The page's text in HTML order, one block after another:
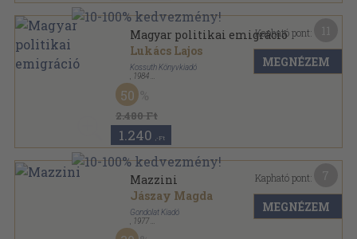
Magyar politikai emigráció
Lukács Lajos
Kossuth Könyvkiadó
1984
Fűzött kemény papírkötés
2.480 Ft
50
1.240 ,-Ft
Kapható pont:
MEGNÉZEM
Mazzini
Jászay Magda
Gondolat Kiadó
1977
Ragasztott papírkötés
Kapható pont:
MEGNÉZEM